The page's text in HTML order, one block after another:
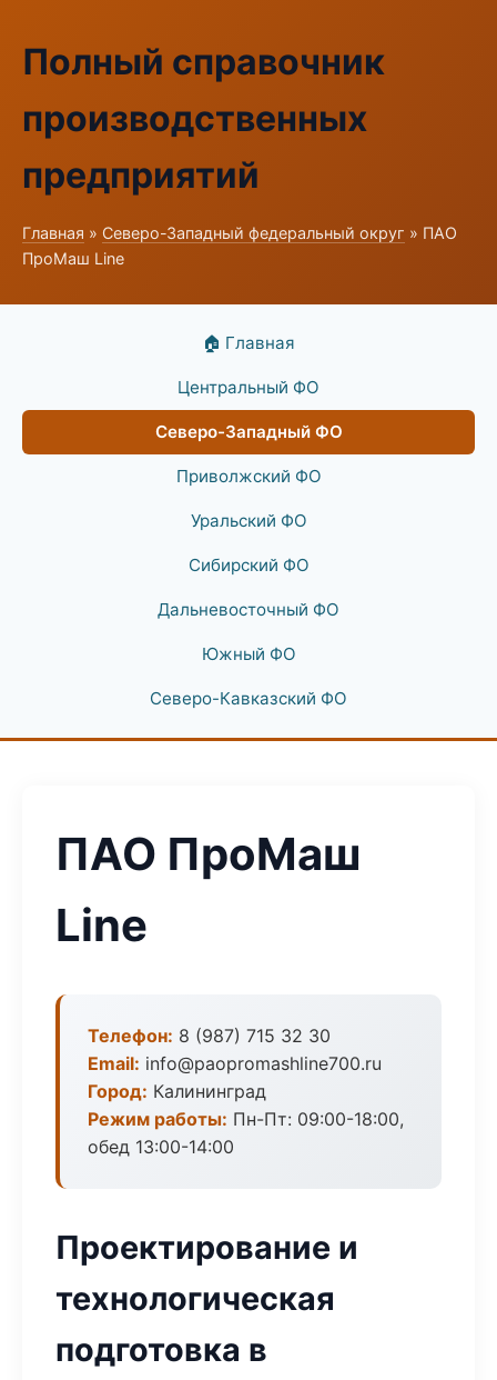
Полный справочник
производственных
предприятий
Главная » Северо-Западный федеральный округ » ПАО
ПроМаш Line
🏠 Главная
Центральный ФО
Северо-Западный ФО
Приволжский ФО
Уральский ФО
Сибирский ФО
Дальневосточный ФО
Южный ФО
Северо-Кавказский ФО
ПАО ПроМаш
Line
Телефон: 8 (987) 715 32 30
Email: info@paopromashline700.ru
Город: Калининград
Режим работы: Пн-Пт: 09:00-18:00,
обед 13:00-14:00
Проектирование и
технологическая
подготовка в